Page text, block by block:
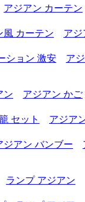
アジアン カーテン
風 カーテン
アジ
ション 激安 ア
ン
アジアン かご
セット
アジア
ジアン バンブー
ランプ アジアン